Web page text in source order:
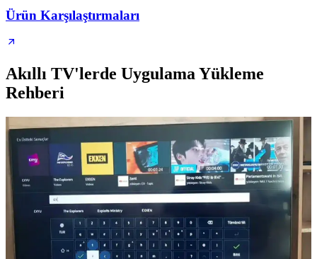
Ürün Karşılaştırmaları
Akıllı TV'lerde Uygulama Yükleme
Rehberi